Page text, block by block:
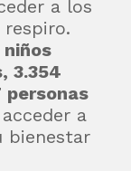
a los
niños
3.354
personas
a
bienestar